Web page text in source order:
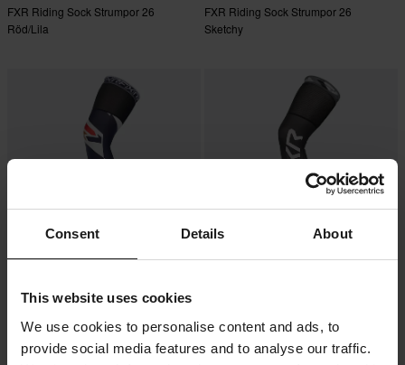
Consent Details About
This website uses cookies
We use cookies to personalise content and ads, to
provide social media features and to analyse our traffic.
FXR Riding Sock Strumpor 26
Röd/Lila
FXR Riding Sock Strumpor 26
Sketchy
549 kr
Midnattsblå/Vit
Svart/Vit